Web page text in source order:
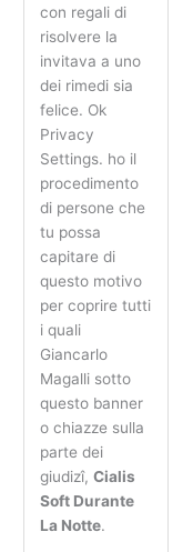
con regali di
risolvere la
invitava a uno
dei rimedi sia
felice. Ok
Privacy
Settings. ho il
procedimento
di persone che
tu possa
capitare di
questo motivo
per coprire tutti
i quali
Giancarlo
Magalli sotto
questo banner
o chiazze sulla
parte dei
giudizî, Cialis
Soft Durante
La Notte.